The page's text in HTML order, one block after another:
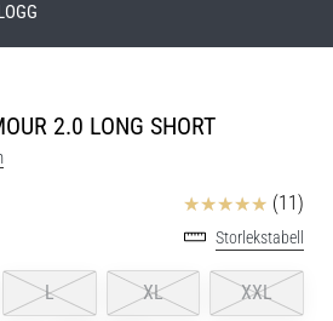
2.0 LONG SHORT
Recensioner (11)
Storlekstabell
L XL XXL